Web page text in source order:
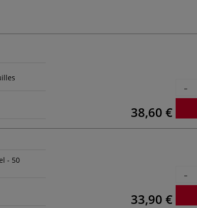
38,60 €
-
- 50
33,90 €
-